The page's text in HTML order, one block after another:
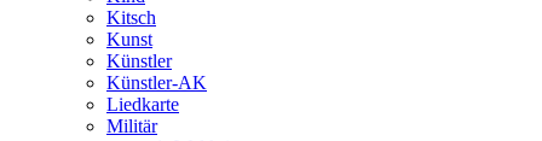
Kitsch
Kunst
Künstler
Künstler-AK
Liedkarte
Militär